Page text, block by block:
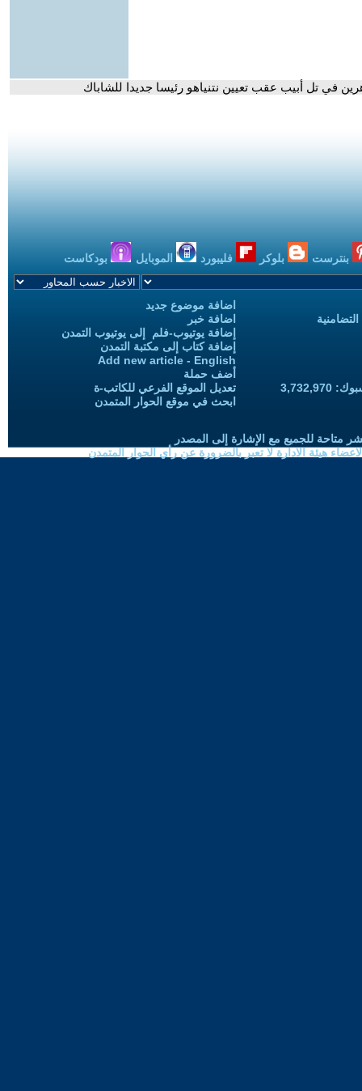
في تل أبيب عقب تعيين نتنياهو رئيسا جديدا للشاباك
بنترست بلوكر فليبورد الموبايل بودكاست
اضافة موضوع جديد
اضافة خبر
إضافة يوتيوب-فلم إلى يوتيوب التمدن
إضافة كتاب إلى مكتبة التمدن
Add new article - English
أضف حملة
تعديل الموقع الفرعي للكاتب-ة
ابحث في موقع الحوار المتمدن
متاحة للجميع مع الإشارة إلى المصدر
هيئة الادارة لا تعبر بالضرورة عن رأي الحوار المتمدن